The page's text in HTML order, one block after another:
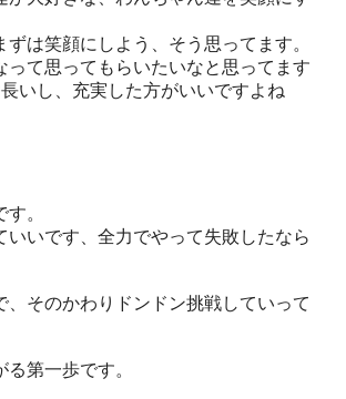
は笑顔にしよう、そう思ってます。
って思ってもらいたいなと思ってます
いし、充実した方がいいですよね
。
いいです、全力でやって失敗したなら
、そのかわりドンドン挑戦していって
第一歩です。